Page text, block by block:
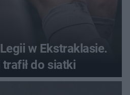
w Ekstraklasie.
do siatki